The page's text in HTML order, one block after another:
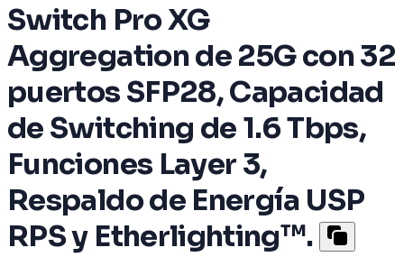
Switch Pro XG
Aggregation de 25G con 32
puertos SFP28, Capacidad
de Switching de 1.6 Tbps,
Funciones Layer 3,
Respaldo de Energía USP
RPS y Etherlighting™.